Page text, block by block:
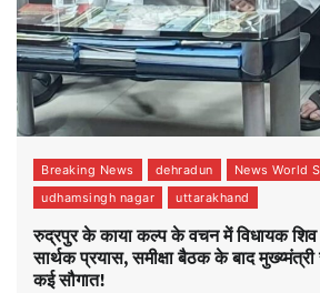
Breaking News dehradun
News World
udhamsingh nagar
uttarakhand
रुद्रपुर के काया कल्प के वचन में विधायक
सार्थक प्रयास, समीक्षा बैठक के बाद
कई सौगात!